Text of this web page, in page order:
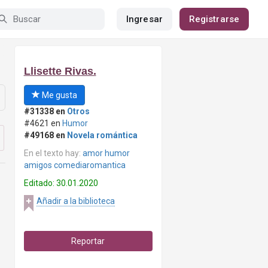
Ingresar Registrarse
Llisette Rivas.
Me gusta
#31338 en Otros
#4621 en Humor
#49168 en Novela romántica
En el texto hay: amor humor
amigos comediaromantica
Editado: 30.01.2020
Añadir a la biblioteca
Reportar